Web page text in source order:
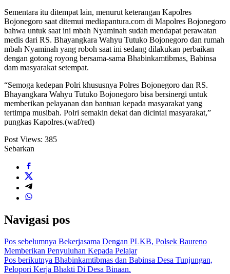
Sementara itu ditempat lain, menurut keterangan Kapolres
Bojonegoro saat ditemui mediapantura.com di Mapolres Bojonegoro
bahwa untuk saat ini mbah Nyaminah sudah mendapat perawatan
medis dari RS. Bhayangkara Wahyu Tutuko Bojonegoro dan rumah
mbah Nyaminah yang roboh saat ini sedang dilakukan perbaikan
dengan gotong royong bersama-sama Bhabinkamtibmas, Babinsa
dam masyarakat setempat.
“Semoga kedepan Polri khususnya Polres Bojonegoro dan RS.
Bhayangkara Wahyu Tutuko Bojonegoro bisa bersinergi untuk
memberikan pelayanan dan bantuan kepada masyarakat yang
tertimpa musibah. Polri semakin dekat dan dicintai masyarakat,”
pungkas Kapolres.(waf/red)
Post Views: 385
Sebarkan
Navigasi pos
Pos sebelumnya Bekerjasama Dengan PLKB, Polsek Baureno
Memberikan Penyuluhan Kepada Pelajar
Pos berikutnya Bhabinkamtibmas dan Babinsa Desa Tunjungan,
Pelopori Kerja Bhakti Di Desa Binaan.